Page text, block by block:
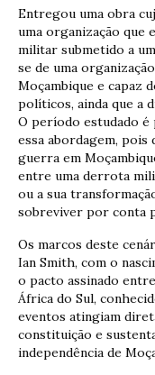
Entregou uma obra
uma organização que
militar submetido a
se de uma
Moçambique e capaz
políticos, ainda que a
O período estudado
essa abordagem,
guerra em
entre uma derrota
ou a sua
sobreviver por conta
Os marcos deste
Ian Smith, com o
o pacto assinado
África do Sul,
eventos atingiam
constituição e
independência de